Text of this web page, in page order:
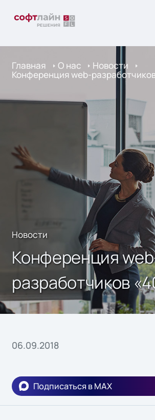
Главная О нас Новости
Конференция web-
Новости
Конференция
разработчиков
06.09.2018
Подписаться в MAX